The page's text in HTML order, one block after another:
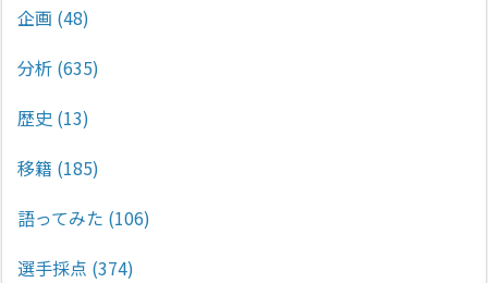
企画 (48)
分析 (635)
歴史 (13)
移籍 (185)
語ってみた (106)
選手採点 (374)